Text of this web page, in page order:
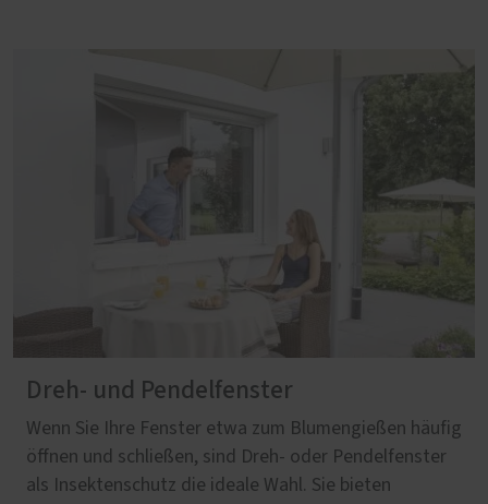
Dreh- und Pendelfenster
Wenn Sie Ihre Fenster etwa zum Blumengießen häufig
öffnen und schließen, sind Dreh- oder Pendelfenster
als Insektenschutz die ideale Wahl. Sie bieten